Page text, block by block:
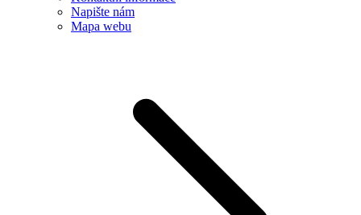
Napište nám
Mapa webu